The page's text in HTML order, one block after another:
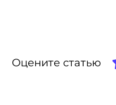
Оцените статью